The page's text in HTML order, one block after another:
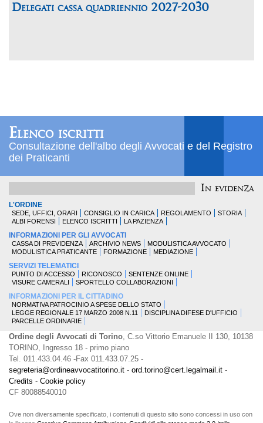
Delegati cassa quadriennio 2027-2030
Elenco iscritti
Consultazione dell'albo degli Avvocati e del Registro
dei Praticanti
In evidenza
L'ORDINE
SEDE, UFFICI, ORARI CONSIGLIO IN CARICA REGOLAMENTO
STORIA
ALBI FORENSI
ELENCO ISCRITTI LA PAZIENZA
INFORMAZIONI PER GLI AVVOCATI
CASSA DI PREVIDENZA ARCHIVIO NEWS
MODULISTICA AVVOCATO
MODULISTICA PRATICANTE
FORMAZIONE MEDIAZIONE
SERVIZI TELEMATICI
PUNTO DI ACCESSO RICONOSCO
SENTENZE ONLINE
VISURE CAMERALI
SPORTELLO COLLABORAZIONI
INFORMAZIONI PER IL CITTADINO
NORMATIVA PATROCINIO A SPESE DELLO STATO
LEGGE REGIONALE 17 MARZO 2008 N.11
DISCIPLINA DIFESE D'UFFICIO
PARCELLE ORDINARIE
Ordine degli Avvocati di Torino, C.so Vittorio Emanuele II 130, 10138
TORINO, Ingresso 18 - primo piano
Tel. 011.433.04.46 -Fax 011.433.07.25 -
segreteria@ordineavvocatitorino.it - ord.torino@cert.legalmail.it -
Credits - Cookie policy
CF 80088540010
Ove non diversamente specificato, i contenuti di questo sito sono concessi in uso con